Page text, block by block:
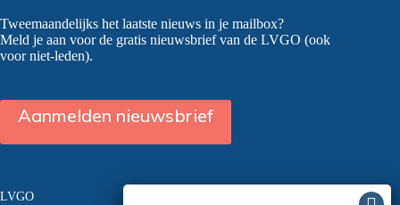
Tweemaandelijks het laatste nieuws in je mailbox?
Meld je aan voor de gratis nieuwsbrief van de LVGO (ook
voor niet-leden).
Aanmelden nieuwsbrief
LVGO